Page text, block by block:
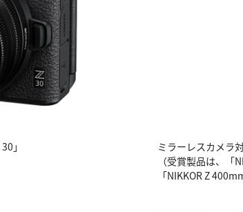
」
ミラーレスカメラ
（受賞製品は、「
「NIKKOR Z